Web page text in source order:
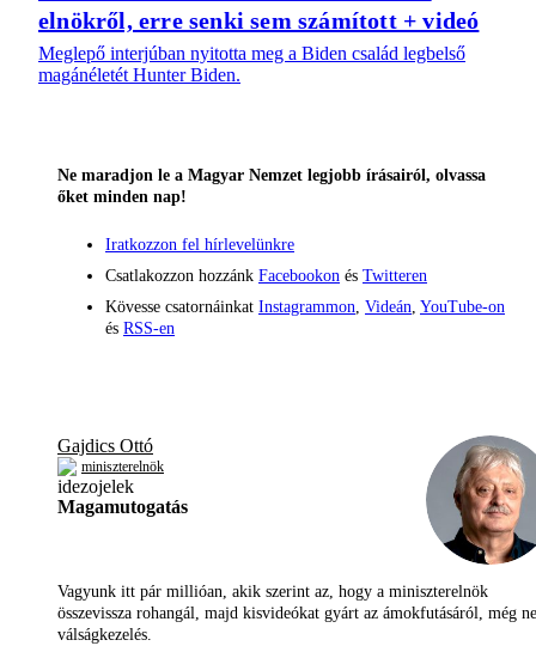
elnökről, erre senki sem számított + videó
Meglepő interjúban nyitotta meg a Biden család legbelső
magánéletét Hunter Biden.
Ne maradjon le a Magyar Nemzet legjobb írásairól, olvassa
őket minden nap!
Iratkozzon fel hírlevelünkre
Csatlakozzon hozzánk Facebookon és Twitteren
Kövesse csatornáinkat Instagrammon, Videán, YouTube-on
és RSS-en
Gajdics Ottó
miniszterelnök
Magamutogatás
Vagyunk itt pár millióan, akik szerint az, hogy a miniszterelnök
összevissza rohangál, majd kisvideókat gyárt az ámokfutásáról, még
válságkezelés.